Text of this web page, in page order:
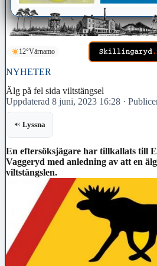
12°Värnamo
NYHETER
Älg på fel sida viltstängsel
Uppdaterad 8 juni, 2023 16:28 ·
Lyssna
En eftersöksjägare har tillkallats till
Vaggeryd med anledning av att en
viltstängslen.